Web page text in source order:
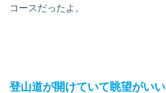
コースだったよ。
登山道が開けていて眺望がいい